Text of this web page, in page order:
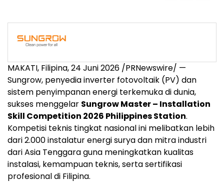
MAKATI, Filipina,24 Juni 2026 /PRNewswire/ —
Sungrow, penyedia inverter fotovoltaik (PV) dan
sistem penyimpanan energi terkemuka di dunia,
sukses menggelar Sungrow Master – Installation
Skill Competition 2026 Philippines Station.
Kompetisi teknis tingkat nasional ini melibatkan lebih
dari 2.000 instalatur energi surya dan mitra industri
dari Asia Tenggara guna meningkatkan kualitas
instalasi, kemampuan teknis, serta sertifikasi
profesional di Filipina.